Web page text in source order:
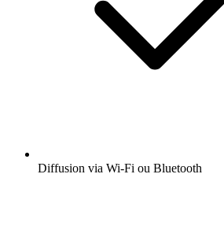
Diffusion via Wi-Fi ou Bluetooth